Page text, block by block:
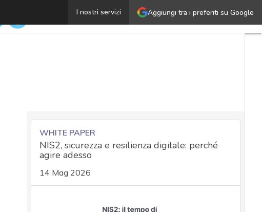
Aggiungi tra i preferiti su Google
I nostri servizi
Terrapin, la falla nel protocollo di rete SSH che può
WHITE PAPER
NIS2, sicurezza e resilienza digitale: perché
agire adesso
14 Mag 2026